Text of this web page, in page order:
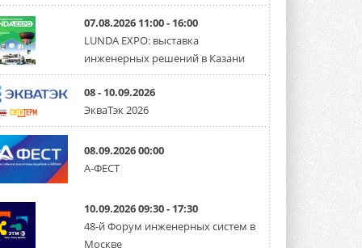
комиссия по связи США (FCC) обновила
свой специальный перечень Covered ...
Уже через месяц в России
можно будет устанавливать
солнечные панели в МКД
С 1 сентября снимается запрет на
микрогенерацию в многоквартирных ...
30 ИЮЛЯ 2026
двигателями Sysimple TRS EC
прямоугольный канальный ...
30 ИЮЛЯ 2026
07.08.2026 11:00 - 16:00
LUNDA EXPO: выставка
инженерных решений в Казани
08 - 10.09.2026
ЭкваТэк 2026
08.09.2026 00:00
А-ФЕСТ
10.09.2026 09:30 - 17:30
48-й Форум инженерных систем в
Москве